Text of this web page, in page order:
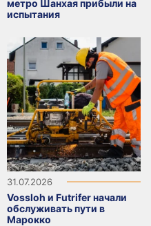
метро Шанхая прибыли на
испытания
31.07.2026
Vossloh и Futrifer начали
обслуживать пути в
Марокко